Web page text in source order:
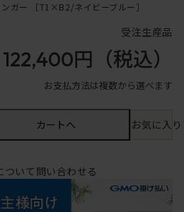
ガー ［T1×B2/ネイビーブルー］
受注生産品
122,400円 （税込）
お支払方法は複数から選べます
カートへ お気に入
ついて問い合わせる